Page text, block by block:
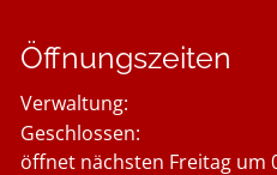
Öffnungszeiten
Verwaltung:
Klicken, um weitere
Geschlossen:
öffnet nächsten Freitag um